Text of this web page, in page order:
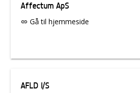
Affectum ApS
link Gå til hjemmeside
AFLD I/S